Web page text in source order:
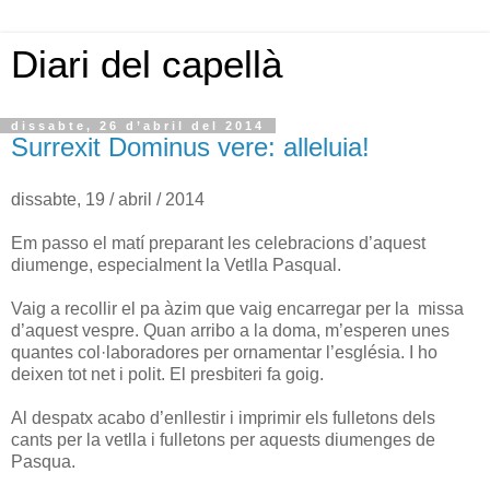
Diari del capellà
dissabte, 26 d’abril del 2014
Surrexit Dominus vere: alleluia!
dissabte, 19 / abril / 2014
Em passo el matí preparant les celebracions d’aquest
diumenge, especialment la Vetlla Pasqual.
Vaig a recollir el pa àzim que vaig encarregar per la missa
d’aquest vespre. Quan arribo a la doma, m’esperen unes
quantes col·laboradores per ornamentar l’església. I ho
deixen tot net i polit. El presbiteri fa goig.
Al despatx acabo d’enllestir i imprimir els fulletons dels
cants per la vetlla i fulletons per aquests diumenges de
Pasqua.